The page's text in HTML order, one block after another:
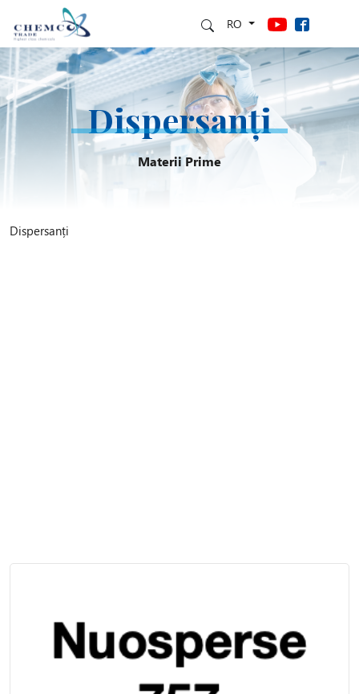
RO
Dispersanți
Materii Prime
Dispersanți